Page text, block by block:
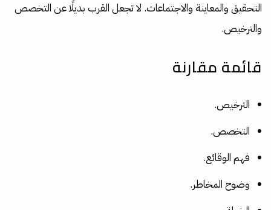
التحقيق والمعاينة والاجتماعات. لا تجعل القرب بديلًا عن التخصص
والترخيص.
قائمة مقارنة
الترخيص.
التخصص.
فهم الوقائع.
وضوح المخاطر.